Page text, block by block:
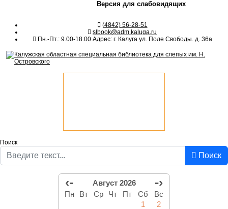
Версия для слабовидящих
(4842) 56-28-51
slbook@adm.kaluga.ru
Пн.-Пт.: 9.00-18.00 Адрес: г. Калуга ул. Поле Свободы. д. 36а
Поиск
Поиск
‹- Август 2026 -›
Пн Вт Ср Чт Пт Сб
Вс
1
2